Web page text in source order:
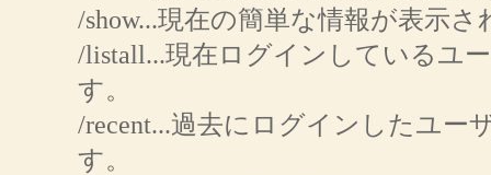
/show...現在の簡単な情報が表示さ
/listall...現在ログインしているユ
す。
/recent...過去にログインしたユー
す。